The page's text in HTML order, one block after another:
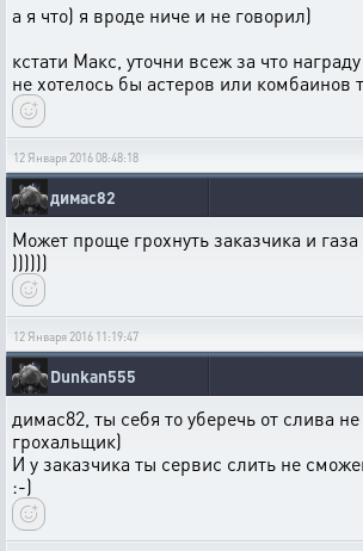
а я что) я вроде ниче и не говорил)
кстати Макс, уточни всеж за что
не хотелось бы астеров или комбаинов
12 Января 2016 08:48:18
димас82
Может проще грохнуть заказчика и
))))))
12 Января 2016 11:19:47
Dunkan555
димас82, ты себя то уберечь от слива
грохальщик)
И у заказчика ты сервис слить не
:-)